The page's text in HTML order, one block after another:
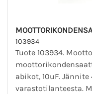
103934
Tuote 103934.
abikot, 10uF.
varastotilanteesta.